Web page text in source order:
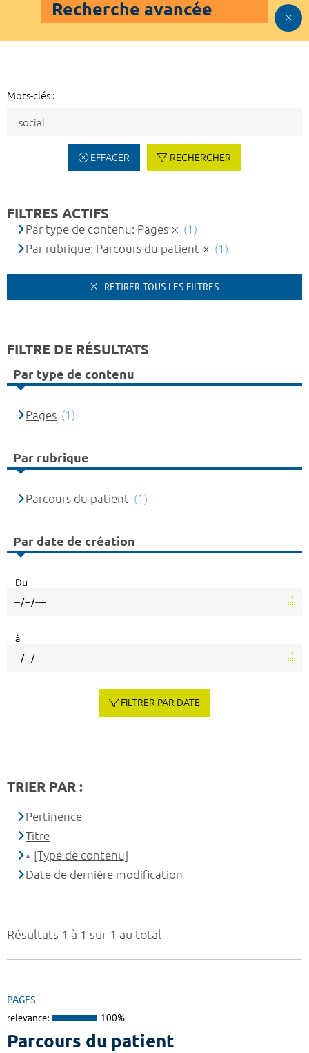
Recherche avancée
Mots-clés :
EFFACER RECHERCHER
Résultats 1 à 1 sur 1 au total
PAGES
relevance: 100%
Parcours du patient
FILTRES ACTIFS
Par type de contenu: Pages
(1)
Par rubrique: Parcours du patient
(1)
RETIRER TOUS LES FILTRES
FILTRE DE RÉSULTATS
Par type de contenu
Pages (1)
Par rubrique
Parcours du patient (1)
Par date de création
Du
à
FILTRER PAR DATE
TRIER PAR :
Pertinence
Titre
[Type de contenu]
Date de dernière modification